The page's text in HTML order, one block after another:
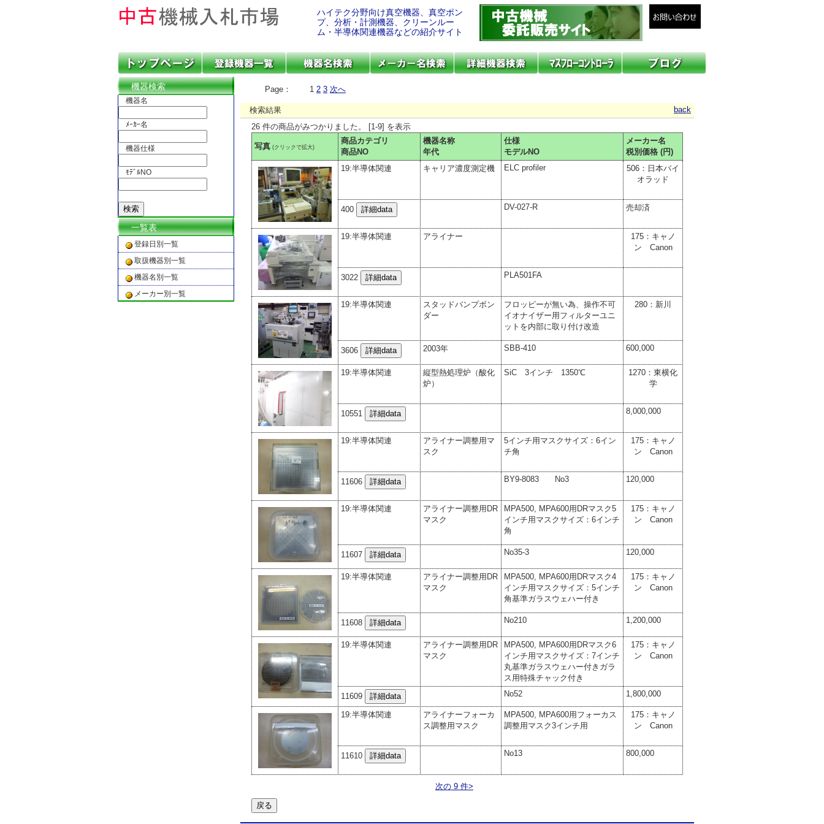
ハイテク分野向け真空機器、真空ポン
プ、分析・計測機器、クリーンルー
ム・半導体関連機器などの紹介サイト
機器検索
機器名
ﾒｰｶｰ名
機器仕様
ﾓﾃﾞﾙNO
一覧表
登録日別一覧
取扱機器別一覧
機器名別一覧
メーカー別一覧
Page： 1 2 3 次へ
back
検索結果
26 件の商品がみつかりました。 [1-9] を表示
写真 (クリックで拡大)
商品カテゴリ
商品NO
機器名称
年代
仕様
モデルNO
メーカー名
税別価格 (円)
19:半導体関連
キャリア濃度測定機 ELC profiler
506：日本バイ
オラッド
400 DV-027-R 売却済
19:半導体関連 アライナー
175：キャノ
ン Canon
3022 PLA501FA
19:半導体関連
スタッドバンプボン
ダー
フロッピーが無い為、操作不可
イオナイザー用フィルターユニ
ットを内部に取り付け改造
280：新川
3606 2003年 SBB-410 600,000
19:半導体関連
縦型熱処理炉（酸化
炉）
SiC 3インチ 1350℃
1270：東横化
学
10551 8,000,000
19:半導体関連
アライナー調整用マ
スク
5インチ用 マスクサイズ：6イン
チ角
175：キャノ
ン Canon
11606 BY9-8083 No3 120,000
19:半導体関連
アライナー調整用DR
マスク
MPA500, MPA600用DRマスク 5
インチ用 マスクサイズ：6インチ
角
175：キャノ
ン Canon
11607 No35-3 120,000
19:半導体関連
アライナー調整用DR
マスク
MPA500, MPA600用DRマスク 4
インチ用 マスクサイズ：5インチ
角 基準ガラスウェハー付き
175：キャノ
ン Canon
11608 No210 1,200,000
19:半導体関連
アライナー調整用DR
マスク
MPA500, MPA600用DRマスク 6
インチ用 マスクサイズ：7インチ
丸 基準ガラスウェハー付き ガラ
ス用特殊チャック付き
175：キャノ
ン Canon
11609 No52 1,800,000
19:半導体関連
アライナーフォーカ
ス調整用マスク
MPA500, MPA600用フォーカス
調整用マスク 3インチ用
175：キャノ
ン Canon
11610 No13 800,000
次の 9 件>